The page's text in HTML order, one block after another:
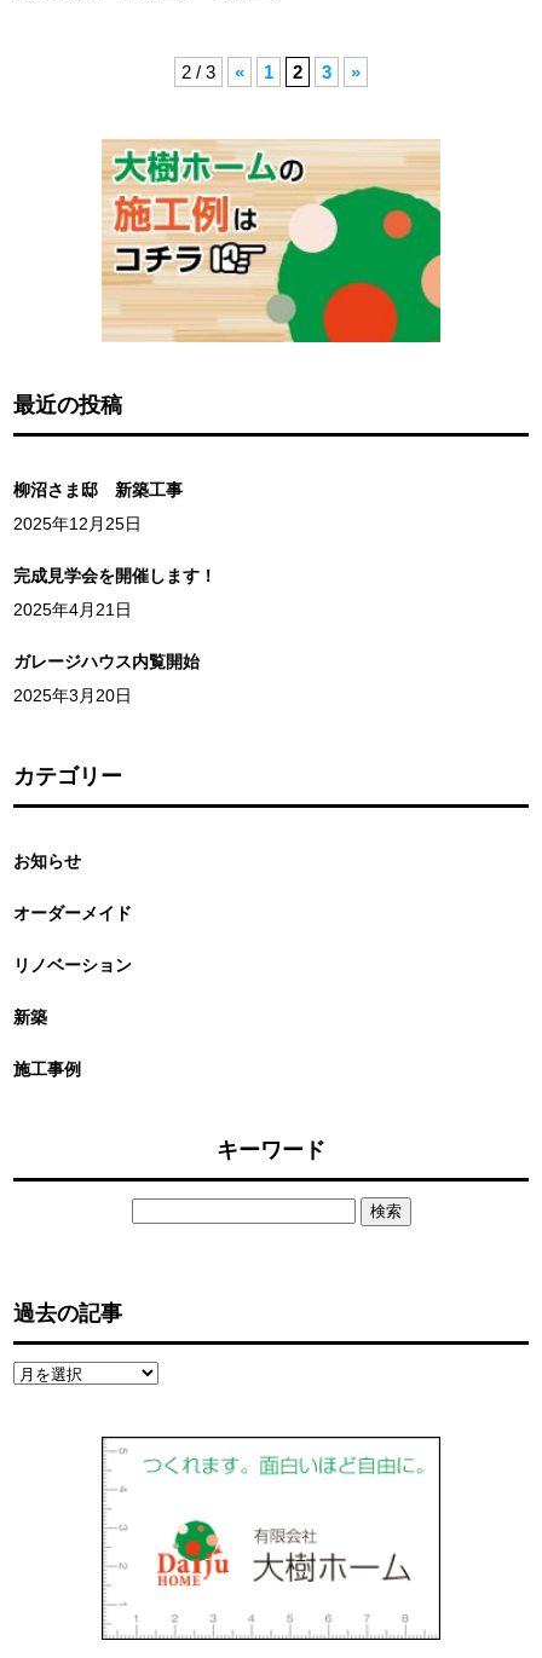
2 / 3 « 1 2 3 »
最近の投稿
柳沼さま邸 新築工事
2025年12月25日
完成見学会を開催します！
2025年4月21日
ガレージハウス内覧開始
2025年3月20日
カテゴリー
お知らせ
オーダーメイド
リノベーション
新築
施工事例
キーワード
過去の記事
過